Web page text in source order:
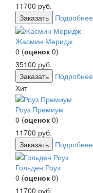
11700 руб.
Заказать
Подробнее
Жасмин Меридж
0 (оценок 0)
35100 руб.
Заказать
Подробнее
Хит
Роуз Премиум
0 (оценок 0)
11700 руб.
Заказать
Подробнее
Гольден Роуз
0 (оценок 0)
11700 руб.